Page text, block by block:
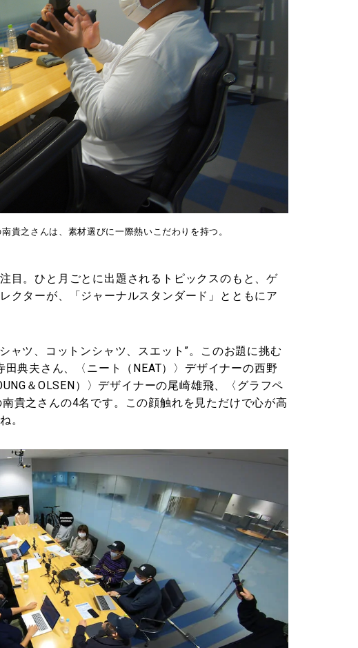
貴之さんは、素材選びに一際熱いこだわりを持つ。
目。ひと月ごとに出題されるトピックスのもと、ゲ
クターが、「ジャーナルスタンダード」とともにア
ャツ、コットンシャツ、スエット”。このお題に挑む
典夫さん、〈ニート（NEAT）〉デザイナーの西野
＆OLSEN）〉デザイナーの尾崎雄飛、〈グラフペ
貴之さんの4名です。この顔触れを見ただけで心が高
。